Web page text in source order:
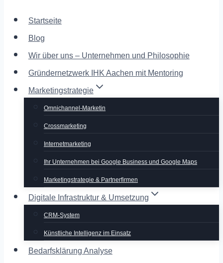
Startseite
Blog
Wir über uns – Unternehmen und Philosophie
Gründernetzwerk IHK Aachen mit Mentoring
Marketingstrategie
Omnichannel-Marketin
Crossmarketing
Internetmarketing
Ihr Unternehmen bei Google Business und Google Maps
Marketingstrategie & Partnerfirmen
Digitale Infrastruktur & Umsetzung
CRM-System
Künstliche Intelligenz im Einsatz
Bedarfsklärung Analyse